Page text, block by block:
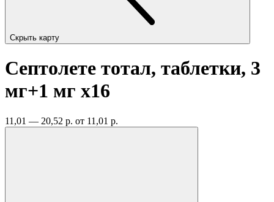
Скрыть карту
Септолете тотал, таблетки, 3
мг+1 мг x16
11,01 — 20,52 р. от 11,01 р.